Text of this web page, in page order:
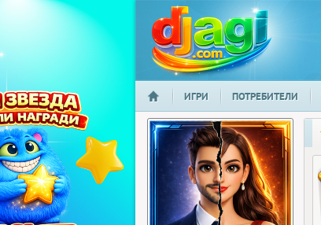
djagi.com
НАЧАЛО
ИГРИ ПОТРЕБИТЕЛИ